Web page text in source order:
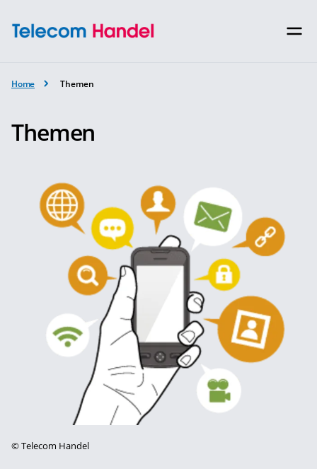
Home Themen
Themen
©Telecom Handel